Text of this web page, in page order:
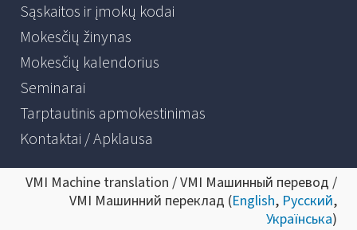
Sąskaitos ir įmokų kodai
Mokesčių žinynas
Mokesčių kalendorius
Seminarai
Tarptautinis apmokestinimas
Kontaktai / Apklausa
VMI Machine translation / VMI Машинный перевод /
VMI Машинний переклад (English, Русский,
Українська)